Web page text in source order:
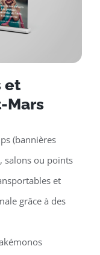
et
Mars
(bannières
salons ou points
et
grâce à des